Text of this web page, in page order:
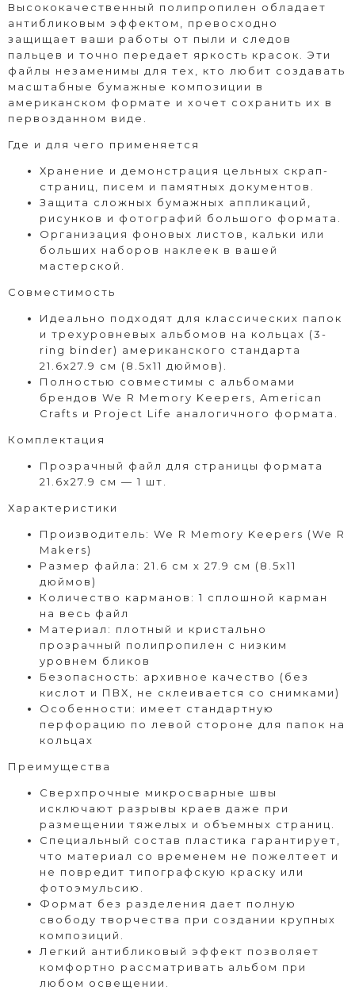
Высококачественный полипропилен обладает
антибликовым эффектом, превосходно
защищает ваши работы от пыли и следов
пальцев и точно передает яркость красок. Эти
файлы незаменимы для тех, кто любит создавать
масштабные бумажные композиции в
американском формате и хочет сохранить их в
первозданном виде.
Где и для чего применяется
Хранение и демонстрация цельных скрап-
страниц, писем и памятных документов.
Защита сложных бумажных аппликаций,
рисунков и фотографий большого формата.
Организация фоновых листов, кальки или
больших наборов наклеек в вашей
мастерской.
Совместимость
Идеально подходят для классических папок
и трехуровневых альбомов на кольцах (3-
ring binder) американского стандарта
21.6х27.9 см (8.5х11 дюймов).
Полностью совместимы с альбомами
брендов We R Memory Keepers, American
Crafts и Project Life аналогичного формата.
Комплектация
Прозрачный файл для страницы формата
21.6х27.9 см — 1 шт.
Характеристики
Производитель: We R Memory Keepers (We R
Makers)
Размер файла: 21.6 см х 27.9 см (8.5х11
дюймов)
Количество карманов: 1 сплошной карман
на весь файл
Материал: плотный и кристально
прозрачный полипропилен с низким
уровнем бликов
Безопасность: архивное качество (без
кислот и ПВХ, не склеивается со снимками)
Особенности: имеет стандартную
перфорацию по левой стороне для папок на
кольцах
Преимущества
Сверхпрочные микросварные швы
исключают разрывы краев даже при
размещении тяжелых и объемных страниц.
Специальный состав пластика гарантирует,
что материал со временем не пожелтеет и
не повредит типографскую краску или
фотоэмульсию.
Формат без разделения дает полную
свободу творчества при создании крупных
композиций.
Легкий антибликовый эффект позволяет
комфортно рассматривать альбом при
любом освещении.